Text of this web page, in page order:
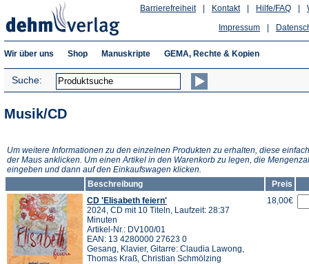
Hilfe/FAQ
Kontakt
Barrierefreiheit
Impressum
Wir über uns Shop Manuskripte GEMA, Rechte & Kopien
Suche:
Musik/CD
Um weitere Informationen zu den einzelnen Produkten zu erhalten, diese
der Maus anklicken. Um einen Artikel in den Warenkorb zu legen, die
eingeben und dann auf den Einkaufswagen klicken.
Beschreibung
Preis
CD 'Elisabeth feiern'
2024, CD mit 10 Titeln, Laufzeit: 28:37
Minuten
Artikel-Nr.: DV100/01
EAN: 13 4280000 27623 0
Gesang, Klavier, Gitarre: Claudia Lawong,
Thomas Kraß, Christian Schmölzing
18,00€